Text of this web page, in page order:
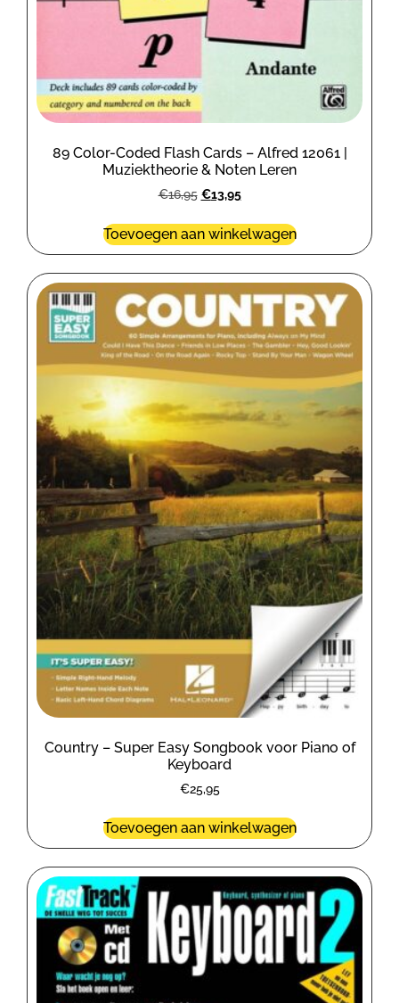
89 Color-Coded Flash Cards – Alfred 12061 |
Muziektheorie & Noten Leren
€16,95 €13,95
Toevoegen aan winkelwagen
Country – Super Easy Songbook voor Piano of
Keyboard
€25,95
Toevoegen aan winkelwagen